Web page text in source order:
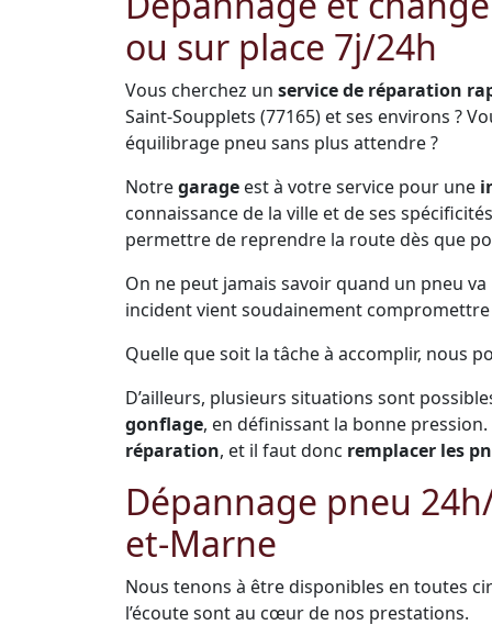
ou sur place 7j/24h
Vous cherchez un service de réparation
Saint-Soupplets (77165) et ses environs ?
équilibrage pneu sans plus attendre ?
Notregarage est à votre service pour une
connaissance de la ville et de ses
permettre de reprendre la route dès que
On ne peut jamais savoir quand un pneu
incident vient soudainement
Quelle que soit la tâche à accomplir, nous
D’ailleurs, plusieurs situations sont
gonflage, en définissant la bonne
réparation, et il faut donc remplacer les
Dépannage pneu
et-Marne
Nous tenons à être disponibles en toutes
l’écoute sont au cœur de nos prestations.